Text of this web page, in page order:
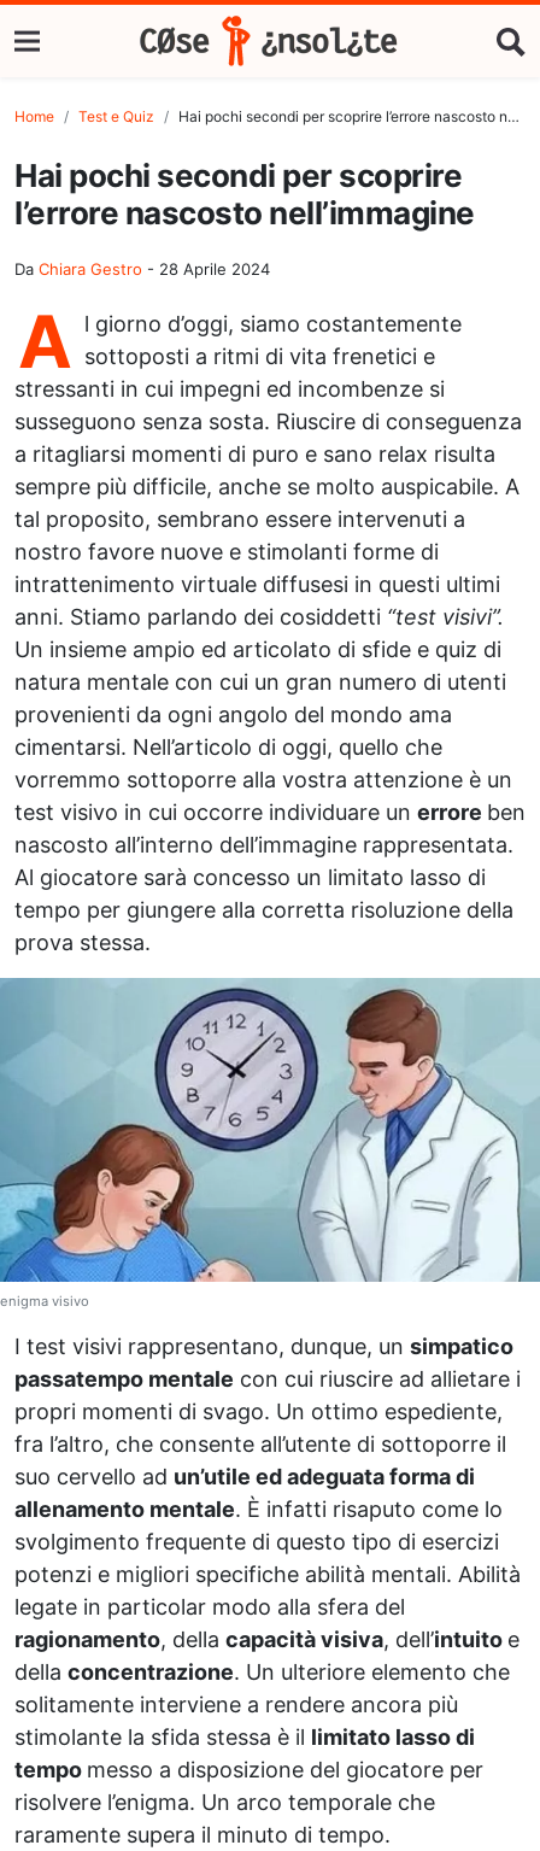
Home Test e Quiz Hai pochi secondi per scoprire l’errore nascosto nell’immagine
Hai pochi secondi per scoprire
l’errore nascosto nell’immagine
Da Chiara Gestro - 28 Aprile 2024
A
l giorno d’oggi, siamo costantemente
sottoposti a ritmi di vita frenetici e
stressanti in cui impegni ed incombenze si
susseguono senza sosta. Riuscire di conseguenza
a ritagliarsi momenti di puro e sano relax risulta
sempre più difficile, anche se molto auspicabile. A
tal proposito, sembrano essere intervenuti a
nostro favore nuove e stimolanti forme di
intrattenimento virtuale diffusesi in questi ultimi
anni. Stiamo parlando dei cosiddetti “test visivi”.
Un insieme ampio ed articolato di sfide e quiz di
natura mentale con cui un gran numero di utenti
provenienti da ogni angolo del mondo ama
cimentarsi. Nell’articolo di oggi, quello che
vorremmo sottoporre alla vostra attenzione è un
test visivo in cui occorre individuare un errore ben
nascosto all’interno dell’immagine rappresentata.
Al giocatore sarà concesso un limitato lasso di
tempo per giungere alla corretta risoluzione della
prova stessa.
enigma visivo
I test visivi rappresentano, dunque, un simpatico
passatempo mentale con cui riuscire ad allietare i
propri momenti di svago. Un ottimo espediente,
fra l’altro, che consente all’utente di sottoporre il
suo cervello ad un’utile ed adeguata forma di
allenamento mentale. È infatti risaputo come lo
svolgimento frequente di questo tipo di esercizi
potenzi e migliori specifiche abilità mentali. Abilità
legate in particolar modo alla sfera del
ragionamento, della capacità visiva, dell’intuito e
della concentrazione. Un ulteriore elemento che
solitamente interviene a rendere ancora più
stimolante la sfida stessa è il limitato lasso di
tempo messo a disposizione del giocatore per
risolvere l’enigma. Un arco temporale che
raramente supera il minuto di tempo.